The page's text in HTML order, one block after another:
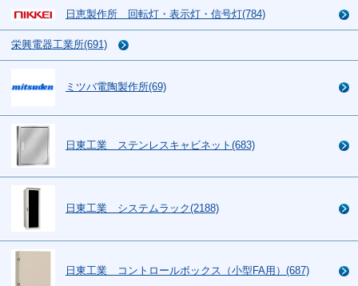
日恵製作所 回転灯・表示灯・信号灯(784)
栄興電器工業所(691)
ミツバ電陶製作所(69)
日東工業 ステンレスキャビネット(683)
日東工業 システムラック(2188)
日東工業 コントロールボックス（小型FA用）(687)